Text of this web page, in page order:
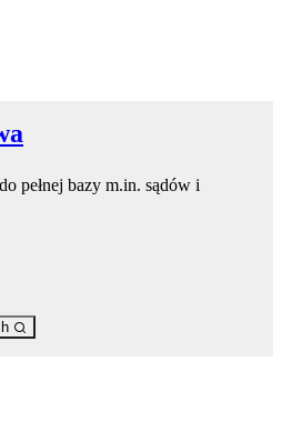
pełnej bazy m.in. sądów i